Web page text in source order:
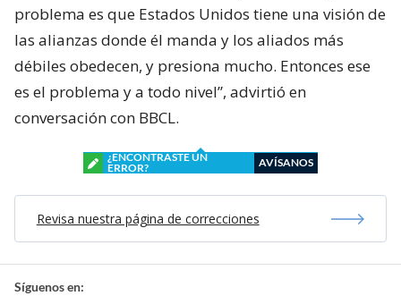
problema es que Estados Unidos tiene una visión de
las alianzas donde él manda y los aliados más
débiles obedecen, y presiona mucho. Entonces ese
es el problema y a todo nivel”, advirtió en
conversación con BBCL.
¿ENCONTRASTE UN
ERROR?
AVÍSANOS
Revisa nuestra página de correcciones
Síguenos en: